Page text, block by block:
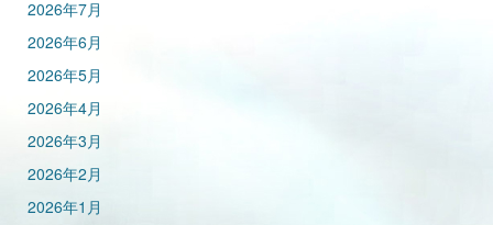
2026年7月
2026年6月
2026年5月
2026年4月
2026年3月
2026年2月
2026年1月